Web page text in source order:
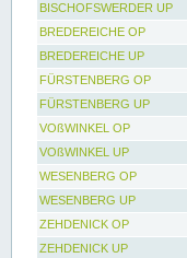
BISCHOFSWERDER UP
BREDEREICHE OP
BREDEREICHE UP
FÜRSTENBERG OP
FÜRSTENBERG UP
VOßWINKEL OP
VOßWINKEL UP
WESENBERG OP
WESENBERG UP
ZEHDENICK OP
ZEHDENICK UP